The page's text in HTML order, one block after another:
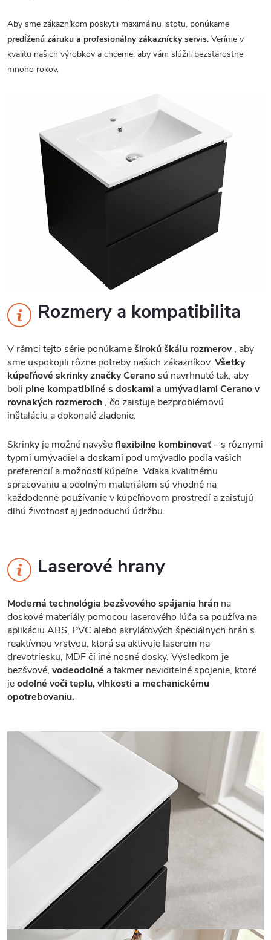
Aby sme zákazníkom poskytli maximálnu istotu, ponúkame
predĺženú záruku a profesionálny zákaznícky servis. Veríme v
kvalitu našich výrobkov a chceme, aby vám slúžili bezstarostne
mnoho rokov.
Rozmery a kompatibilita
V rámci tejto série ponúkameširokú škálu rozmerov, aby
sme uspokojili rôzne potreby našich zákazníkov. Všetky
kúpeľňové skrinky značky Cerano sú navrhnuté tak, aby
boli plne kompatibilné s doskami a umývadlami Cerano v
rovnakých rozmeroch , čo zaisťuje bezproblémovú
inštaláciu a dokonalé zladenie.
Skrinky je možné navyšeflexibilne kombinovať– s rôznymi
typmi umývadiel a doskami pod umývadlo podľa vašich
preferencií a možností kúpeľne. Vďaka kvalitnému
spracovaniu a odolným materiálom sú vhodné na
každodenné používanie v kúpeľňovom prostredí a zaisťujú
dlhú životnosť aj jednoduchú údržbu.
Laserové hrany
Moderná technológia bezšvového spájania hrán na
doskové materiály pomocou laserového lúča sa používa na
aplikáciu ABS, PVC alebo akrylátových špeciálnych hrán s
reaktívnou vrstvou, ktorá sa aktivuje laserom na
drevotriesku, MDF či iné nosné dosky. Výsledkom je
bezšvové, vodeodolné a takmer neviditeľné spojenie, ktoré
jeodolné voči teplu, vlhkosti a mechanickému
opotrebovaniu.